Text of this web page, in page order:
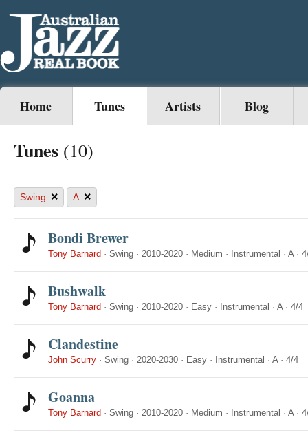
Home Tunes Artists Blog
Tunes (10)
Swing × A ×
Bondi Brewer
Tony Barnard · Swing · 2010-2020 · Medium · Instrumental · A·
Bushwalk
Tony Barnard · Swing · 2010-2020 · Easy · Instrumental · A· 4/4
Clandestine
John Scurry · Swing · 2020-2030 · Easy · Instrumental · A· 4/4
Goanna
Tony Barnard · Swing · 2010-2020 · Medium · Instrumental · A·